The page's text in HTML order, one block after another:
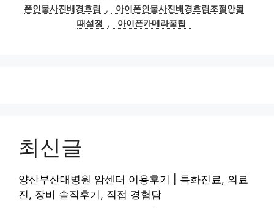
폰인물사진배경흐림
,
아이폰인물사진배경흐림조절안될
때설정
, 아이폰카메라꿀팁
최신글
양산부산대병원 암센터 이용후기 | 특화진료, 의료
진, 장비 솔직후기, 직접 경험담